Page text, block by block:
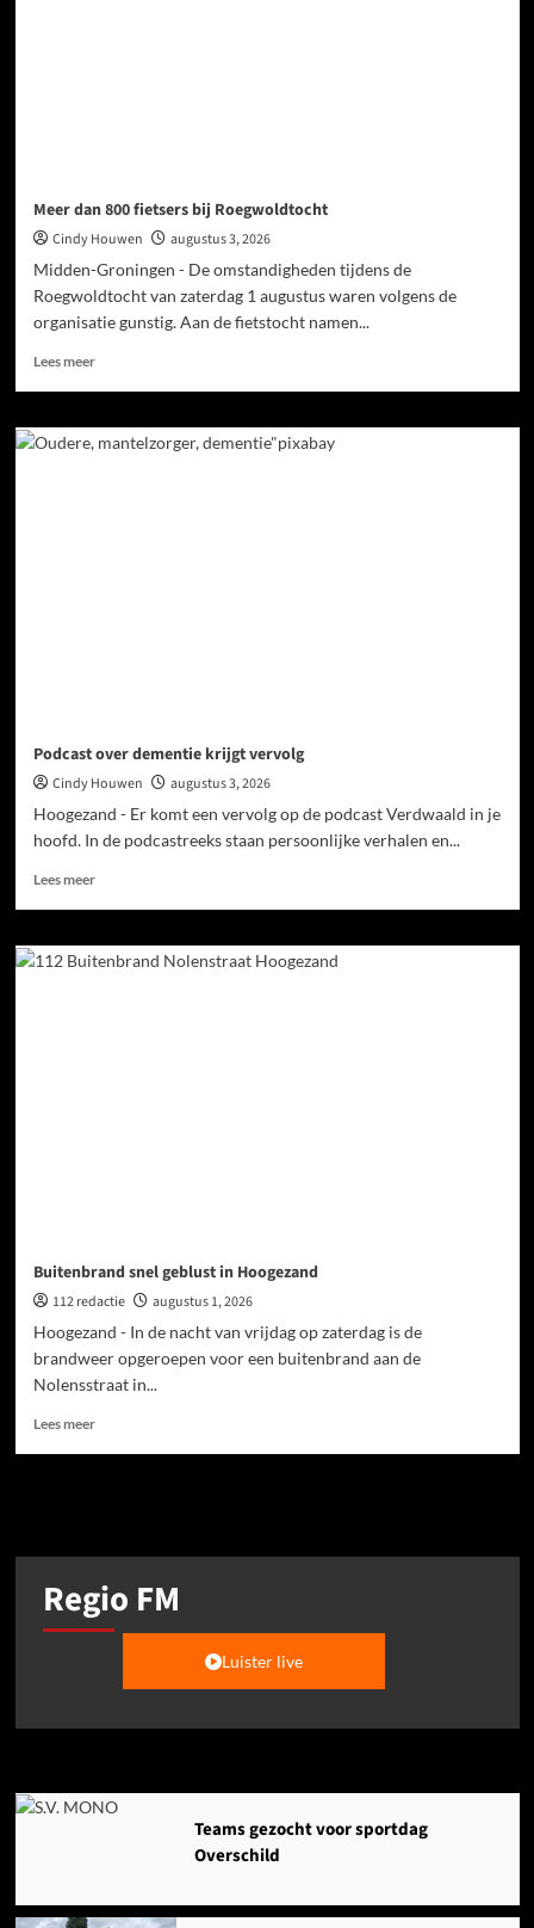
Meer dan 800 fietsers bij Roegwoldtocht
Cindy Houwen
augustus 3, 2026
Midden-Groningen - De omstandigheden tijdens de
Roegwoldtocht van zaterdag 1 augustus waren volgens de
organisatie gunstig. Aan de fietstocht namen...
Lees meer
Podcast over dementie krijgt vervolg
Cindy Houwen
augustus 3, 2026
Hoogezand - Er komt een vervolg op de podcast Verdwaald in je
hoofd. In de podcastreeks staan persoonlijke verhalen en...
Lees meer
Buitenbrand snel geblust in Hoogezand
112 redactie
augustus 1, 2026
Hoogezand - In de nacht van vrijdag op zaterdag is de
brandweer opgeroepen voor een buitenbrand aan de
Nolensstraat in...
Lees meer
Regio FM
Luister live
Agenda
Teams gezocht voor sportdag
Overschild